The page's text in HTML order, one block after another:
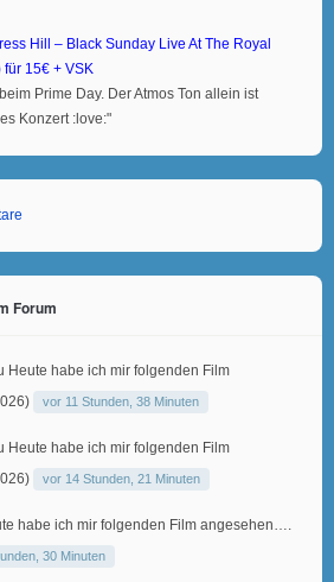
Hill – Black Sunday Live At The Royal
15€ + VSK
Prime Day. Der Atmos Ton allein ist
Konzert :love:"
Forum
Heute habe ich mir folgenden Film
vor 11 Stunden, 38 Minuten
Heute habe ich mir folgenden Film
vor 14 Stunden, 21 Minuten
habe ich mir folgenden Film angesehen….
30 Minuten